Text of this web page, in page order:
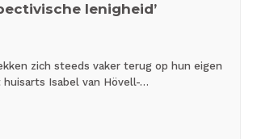
lenigheid’
zich steeds vaker terug op hun eigen
Isabel van Hövell-…